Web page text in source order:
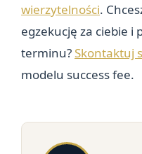
wierzytelności.
egzekucję za ciebie i
terminu? Skontaktuj
modelu success fee.